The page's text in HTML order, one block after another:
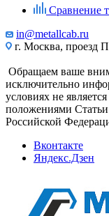
Сравнение
in@metallcab.ru
г. Москва, проезд
Обращаем ваше
исключительно
условиях не
положениями Статьи
Российской
Вконтакте
Яндекс.Дзен